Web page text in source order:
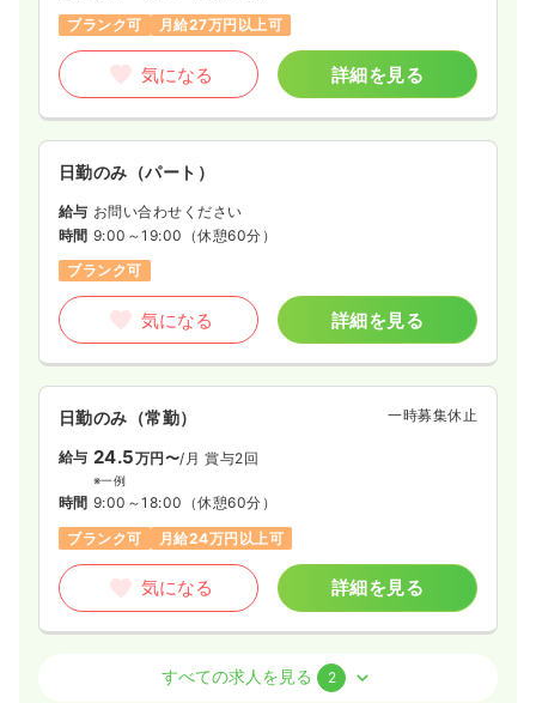
ブランク可
月給27万円以上可
気になる 詳細を見る
日勤のみ（パート）
給与 お問い合わせください
時間 9:00～19:00 （休憩60分）
ブランク可
気になる 詳細を見る
日勤のみ（常勤） 一時募集休止
給与 24.5万円〜/月 賞与2回
※一例
時間 9:00～18:00 （休憩60分）
ブランク可
月給24万円以上可
気になる 詳細を見る
正・准看護師すべての求人を見る 2